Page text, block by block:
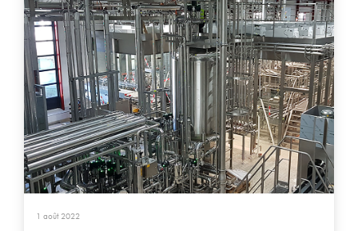
1 août 2022